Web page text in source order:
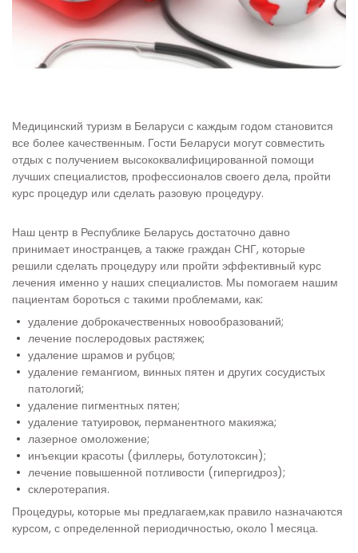
Медицинский туризм в Беларуси с каждым годом становится
все более качественным. Гости Беларуси могут совместить
отдых с получением высококвалифицированной помощи
лучших специалистов, профессионалов своего дела, пройти
курс процедур или сделать разовую процедуру.
Наш центр в Республике Беларусь достаточно давно
принимает иностранцев, а также граждан СНГ, которые
решили сделать процедуру или пройти эффективный курс
лечения именно у наших специалистов. Мы помогаем нашим
пациентам бороться с такими проблемами, как:
удаление доброкачественных новообразований;
лечение послеродовых растяжек;
удаление шрамов и рубцов;
удаление гемангиом, винных пятен и других сосудистых
патологий;
удаление пигментных пятен;
удаление татуировок, перманентного макияжа;
лазерное омоложение;
инъекции красоты (филлеры, ботулотоксин);
лечение повышенной потливости (гипергидроз);
склеротерапия.
Процедуры, которые мы предлагаем,как правило назначаются
курсом, с определенной периодичностью, около 1 месяца.